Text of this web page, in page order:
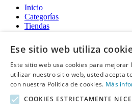
Inicio
Categorías
Tiendas
Gratis
Acerca de
Sobre nosotros
Contacto
Ese sitio web utiliza
Este sitio web usa cookies para
utilizar nuestro sitio web, usted acepta
con nuestra Política de cookies. Más
COOKIES ESTRICTAMENTE